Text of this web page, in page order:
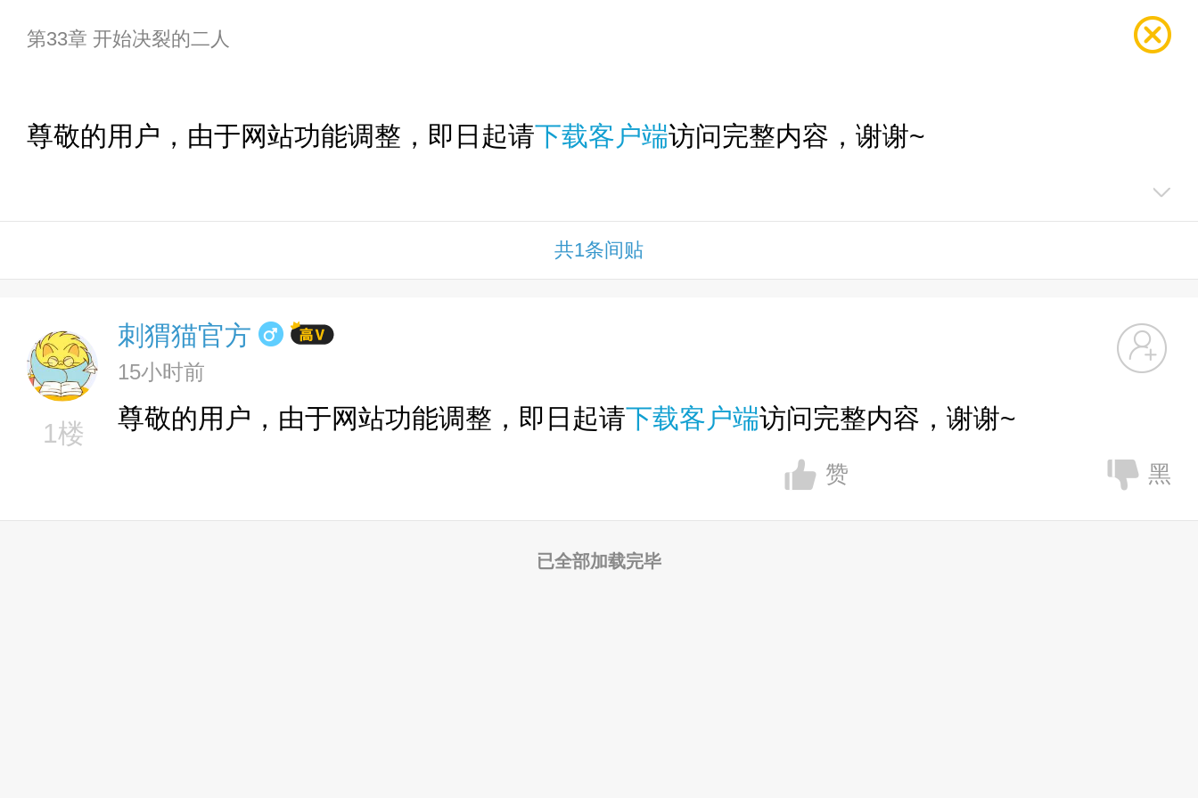
第33章 开始决裂的二人
尊敬的用户，由于网站功能调整，即日起请下载客户端访问完整内容，谢谢~
共1条间贴
1楼
刺猬猫官方
15小时前
尊敬的用户，由于网站功能调整，即日起请下载客户端访问完整内容，谢谢~
赞 黑
已全部加载完毕